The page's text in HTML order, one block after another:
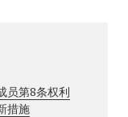
员第8条权利
措施